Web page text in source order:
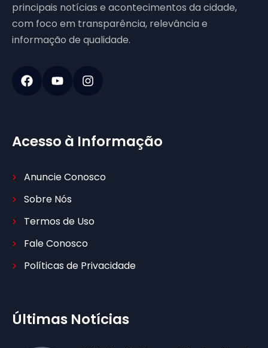
principais notícias e acontecimentos da cidade,
com foco em transparência, relevância e
informação de qualidade.
Acesso à Informação
Anuncie Conosco
Sobre Nós
Termos de Uso
Fale Conosco
Políticas de Privacidade
Últimas Notícias